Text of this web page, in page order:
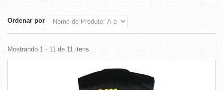
Ordenar por
Mostrando 1 - 11 de 11 itens